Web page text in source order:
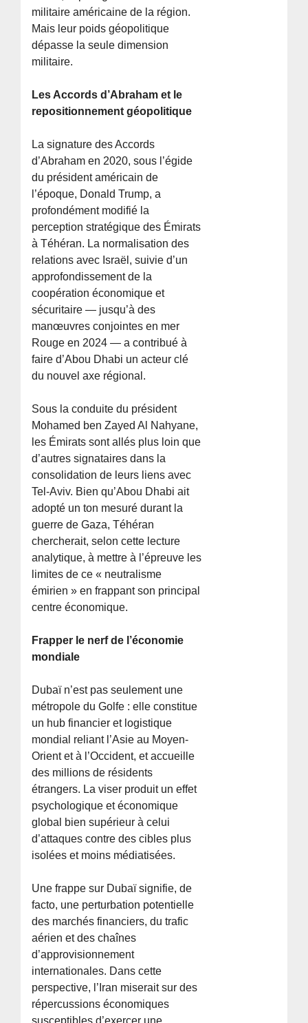
militaire américaine de la région.
Mais leur poids géopolitique
dépasse la seule dimension
militaire.
Les Accords d’Abraham et le
repositionnement géopolitique
La signature des Accords
d’Abraham en 2020, sous l’égide
du président américain de
l’époque, Donald Trump, a
profondément modifié la
perception stratégique des Émirats
à Téhéran. La normalisation des
relations avec Israël, suivie d’un
approfondissement de la
coopération économique et
sécuritaire — jusqu’à des
manœuvres conjointes en mer
Rouge en 2024 — a contribué à
faire d’Abou Dhabi un acteur clé
du nouvel axe régional.
Sous la conduite du président
Mohamed ben Zayed Al Nahyane,
les Émirats sont allés plus loin que
d’autres signataires dans la
consolidation de leurs liens avec
Tel-Aviv. Bien qu’Abou Dhabi ait
adopté un ton mesuré durant la
guerre de Gaza, Téhéran
chercherait, selon cette lecture
analytique, à mettre à l’épreuve les
limites de ce « neutralisme
émirien » en frappant son principal
centre économique.
Frapper le nerf de l’économie
mondiale
Dubaï n’est pas seulement une
métropole du Golfe : elle constitue
un hub financier et logistique
mondial reliant l’Asie au Moyen-
Orient et à l’Occident, et accueille
des millions de résidents
étrangers. La viser produit un effet
psychologique et économique
global bien supérieur à celui
d’attaques contre des cibles plus
isolées et moins médiatisées.
Une frappe sur Dubaï signifie, de
facto, une perturbation potentielle
des marchés financiers, du trafic
aérien et des chaînes
d’approvisionnement
internationales. Dans cette
perspective, l’Iran miserait sur des
répercussions économiques
susceptibles d’exercer une